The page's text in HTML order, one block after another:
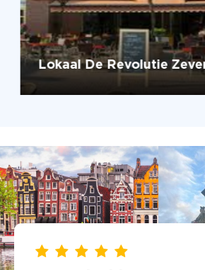
Lokaal De Revolutie